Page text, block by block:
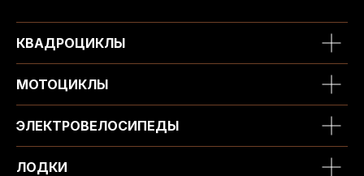
КВАДРОЦИКЛЫ
МОТОЦИКЛЫ
ЭЛЕКТРОВЕЛОСИПЕДЫ
ЛОДКИ